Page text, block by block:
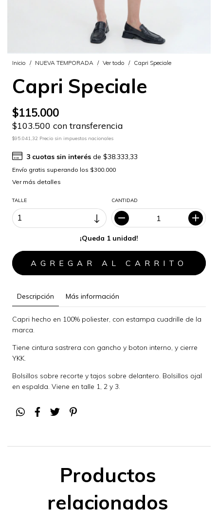
Inicio / NUEVA TEMPORADA / Ver todo / Capri Speciale
Capri Speciale
$115.000
$103.500 con transferencia
$95.041,32 Precio sin impuestos nacionales
3cuotas sin interésde $38.333,33
Ver más detalles
TALLE CANTIDAD
¡Queda 1 unidad!
Descripción Más información
Capri hecho en 100% poliester, con estampa cuadrille de la
marca.
Tiene cintura sastrera con gancho y boton interno, y cierre
YKK.
Bolsillos sobre recorte y tajos sobre delantero. Bolsillos ojal
en espalda. Viene en talle 1, 2 y 3.
Productos
relacionados